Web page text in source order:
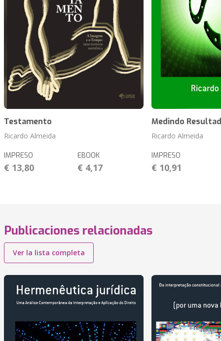
Testamento
Ricardo Almeida
IMPRESO
€ 13,80
EBOOK
€ 4,17
Medindo
Ricardo Almeida
IMPRESO
€ 10,91
Publicaciones relacionadas
Ver la lista completa